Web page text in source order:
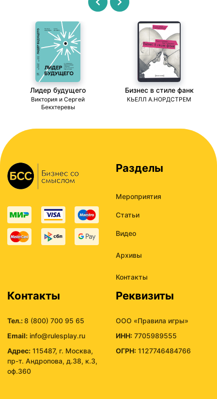
Лидер будущего
Виктория и Сергей
Бекхтеревы
Бизнес в стиле фанк
КЬЕЛЛ А.НОРДСТРЕМ
Разделы
Мероприятия
Статьи
Видео
Архивы
Контакты
Контакты
Тел.:8 (800) 700 95 65
Email: info@rulesplay.ru
Адрес: 115487, г. Москва,
пр-т. Андропова, д.38, к.3,
оф.360
Реквизиты
ООО «Правила игры»
ИНН: 7705989555
ОГРН: 1127746484766